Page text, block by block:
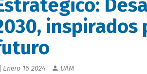
inspirados
Enero 16 2024
UAM